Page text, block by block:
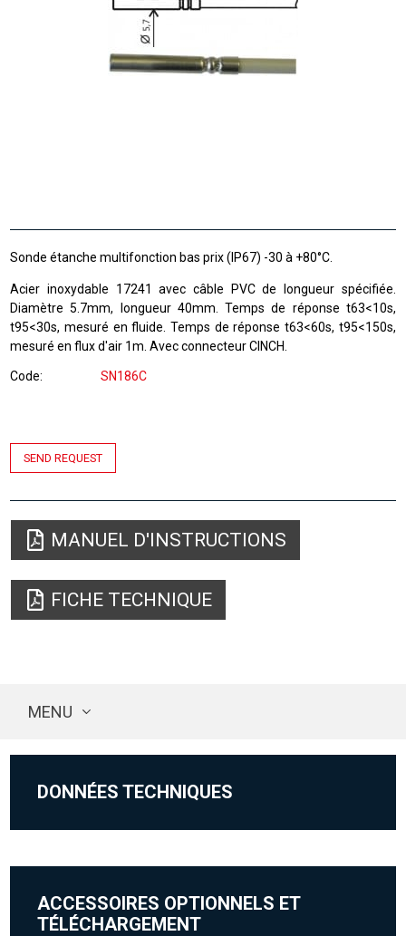
Sonde étanche multifonction bas prix (IP67) -30 à +80°C.
Acier inoxydable 17241 avec câble PVC de longueur spécifiée.
Diamètre 5.7mm, longueur 40mm. Temps de réponse t63<10s,
t95<30s, mesuré en fluide. Temps de réponse t63<60s, t95<150s,
mesuré en flux d'air 1m. Avec connecteur CINCH.
Code SN186C
SEND REQUEST
MANUEL D'INSTRUCTIONS
FICHE TECHNIQUE
MENU
DONNÉES TECHNIQUES
ACCESSOIRES OPTIONNELS ET
TÉLÉCHARGEMENT